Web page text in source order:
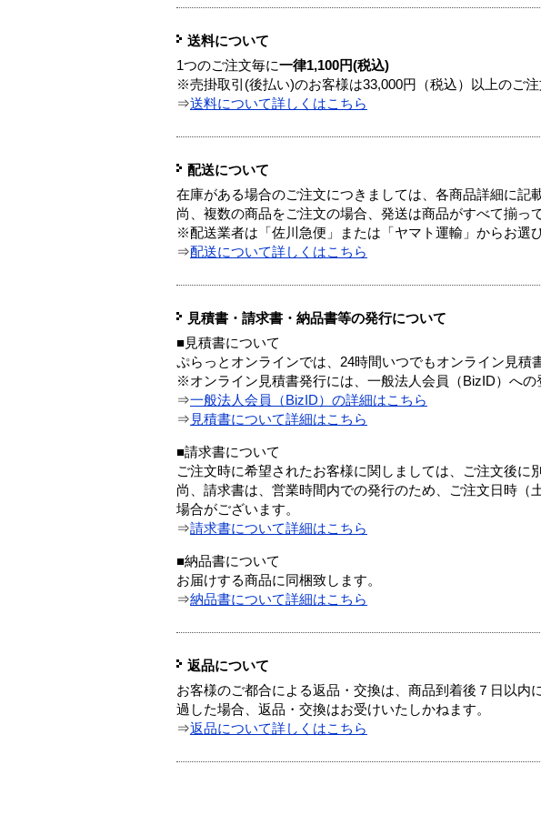
送料について
1つのご注文毎に一律1,100円(税込)
※売掛取引(後払い)のお客様は33,000円（税込）以上のご注
⇒送料について詳しくはこちら
配送について
在庫がある場合のご注文につきましては、各商品詳細に記
尚、複数の商品をご注文の場合、発送は商品がすべて揃っ
※配送業者は「佐川急便」または「ヤマト運輸」からお選
⇒配送について詳しくはこちら
見積書・請求書・納品書等の発行について
■見積書について
ぷらっとオンラインでは、24時間いつでもオンライン見積
※オンライン見積書発行には、一般法人会員（BizID）への
⇒一般法人会員（BizID）の詳細はこちら
⇒ 見積書について詳細はこちら
■請求書について
ご注文時に希望されたお客様に関しましては、ご注文後に
尚、請求書は、営業時間内での発行のため、ご注文日時
場合がございます。
⇒請求書について詳細はこちら
■納品書について
お届けする商品に同梱致します。
⇒納品書について詳細はこちら
返品について
お客様のご都合による返品・交換は、商品到着後７日以
過した場合、返品・交換はお受けいたしかねます。
⇒返品について詳しくはこちら